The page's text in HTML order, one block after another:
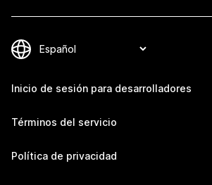
Inicio de sesión para desarrolladores
Términos del servicio
Política de privacidad